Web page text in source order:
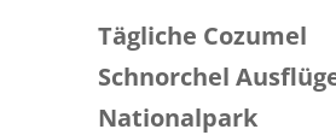
Tägliche Cozumel
Schnorchel
Nationalpark